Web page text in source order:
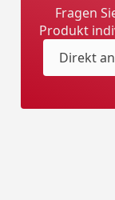
Fragen
Produkt
Direkt